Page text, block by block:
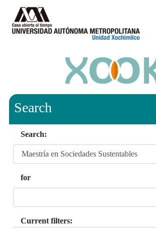
Search
Search:
for
Current filters: